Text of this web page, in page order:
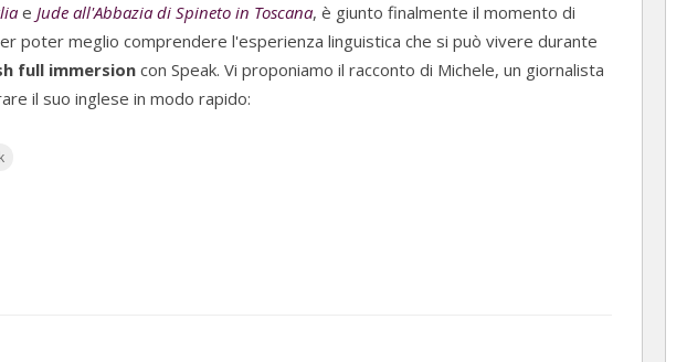
e Jude all'Abbazia di Spineto in Toscana, è giunto finalmente il momento di
poter meglio comprendere l'esperienza linguistica che si può vivere durante
full immersion con Speak. Vi proponiamo il racconto di Michele, un giornalista
il suo inglese in modo rapido: